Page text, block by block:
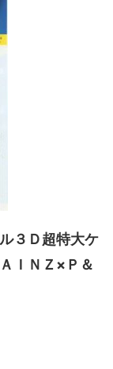
３Ｄ超特大ケ
ＩＮＺ×Ｐ＆